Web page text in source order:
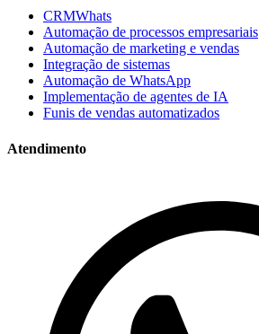
CRMWhats
Automação de processos empresariais
Automação de marketing e vendas
Integração de sistemas
Automação de WhatsApp
Implementação de agentes de IA
Funis de vendas automatizados
Atendimento